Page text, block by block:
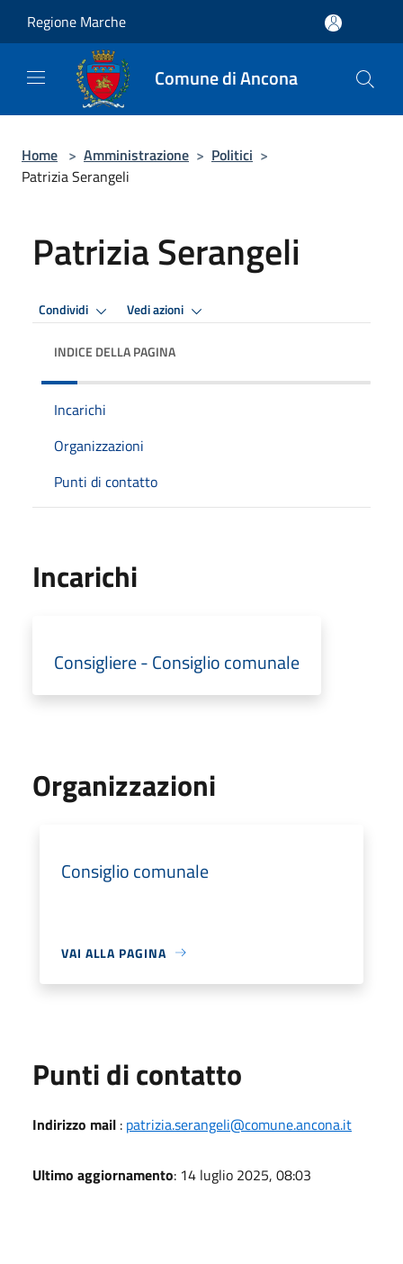
Regione Marche
Comune di Ancona
Home > Amministrazione > Politici >
Patrizia Serangeli
Patrizia Serangeli
Condividi Vedi azioni
INDICE DELLA PAGINA
Incarichi
Organizzazioni
Punti di contatto
Incarichi
Consigliere - Consiglio comunale
Organizzazioni
Consiglio comunale
VAI ALLA PAGINA
Punti di contatto
Indirizzo mail : patrizia.serangeli@comune.ancona.it
Ultimo aggiornamento: 14 luglio 2025, 08:03